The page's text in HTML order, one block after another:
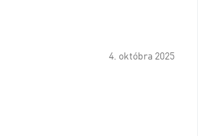
4. októbra 2025